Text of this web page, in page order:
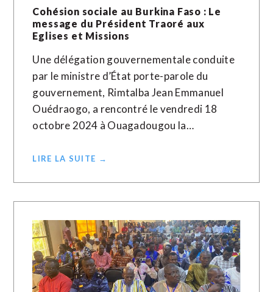
Cohésion sociale au Burkina Faso : Le
message du Président Traoré aux
Eglises et Missions
Une délégation gouvernementale conduite
par le ministre d’État porte-parole du
gouvernement, Rimtalba Jean Emmanuel
Ouédraogo, a rencontré le vendredi 18
octobre 2024 à Ouagadougou la…
LIRE LA SUITE →